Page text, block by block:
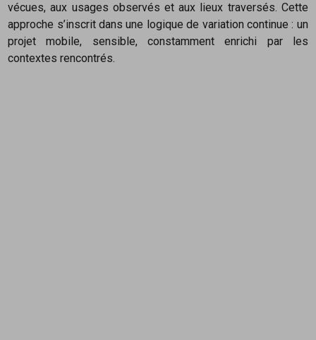
vécues, aux usages observés et aux lieux traversés. Cette
approche s’inscrit dans une logique de variation continue : un
projet mobile, sensible, constamment enrichi par les
contextes rencontrés.